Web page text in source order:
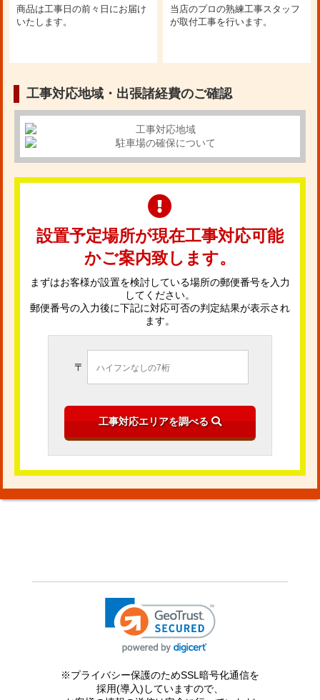
商品は工事日の前々日にお届け
いたします。
当店のプロの熟練工事スタッフ
が取付工事を行います。
工事対応地域・出張諸経費のご確認
設置予定場所が現在工事対応可能
かご案内致します。
まずはお客様が設置を検討している場所の郵便番号を入力
してください。
郵便番号の入力後に下記に対応可否の判定結果が表示され
ます。
〒
※プライバシー保護のためSSL暗号化通信を
採用(導入)していますので、